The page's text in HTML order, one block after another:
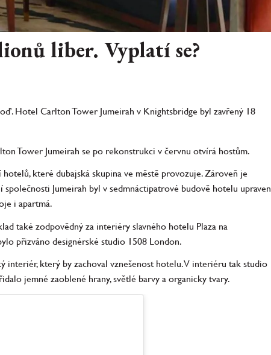
liber. Vyplatí se?
Hotel Carlton Tower Jumeirah v Knightsbridge byl zavřený 18
Tower Jumeirah se po rekonstrukci v červnu otvírá hostům.
které dubajská skupina ve městě provozuje. Zároveň je
Jumeirah byl v sedmnáctipatrové budově hotelu upraven
i apartmá.
také zodpovědný za interiéry slavného hotelu Plaza na
přizváno designérské studio 1508 London.
který by zachoval vznešenost hotelu. V interiéru tak studio
jemné zaoblené hrany, světlé barvy a organicky tvary.